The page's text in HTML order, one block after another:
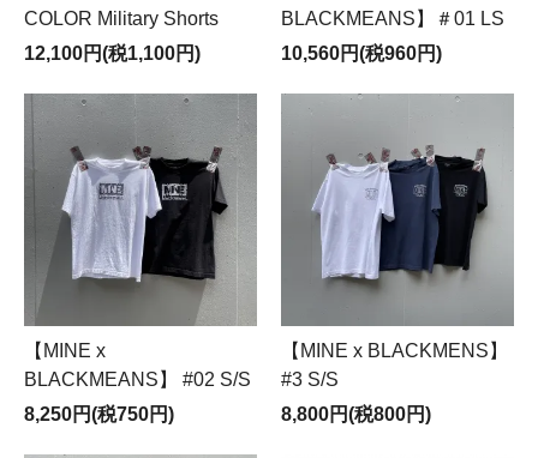
COLOR Military Shorts
12,100円(税1,100円)
BLACKMEANS】＃01 LS
10,560円(税960円)
【MINE x
BLACKMEANS】 #02 S/S
8,250円(税750円)
【MINE x BLACKMENS】
#3 S/S
8,800円(税800円)